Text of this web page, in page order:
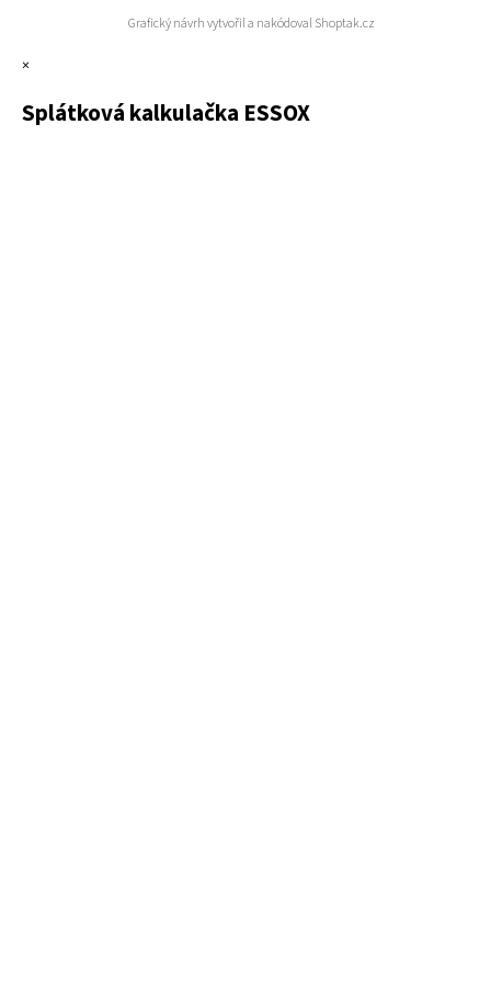
Grafický návrh vytvořil a nakódoval Shoptak.cz
×
Splátková kalkulačka ESSOX